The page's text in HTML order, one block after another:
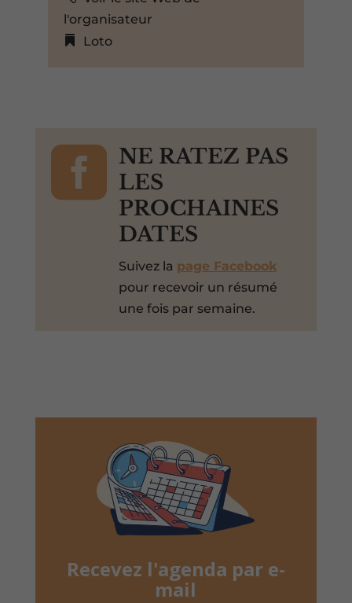
l'organisateur
Loto

NE RATEZ PAS
LES
PROCHAINES
DATES
Suivez la page Facebook
pour recevoir un résumé
une fois par semaine.
Recevez l'agenda par e-
mail